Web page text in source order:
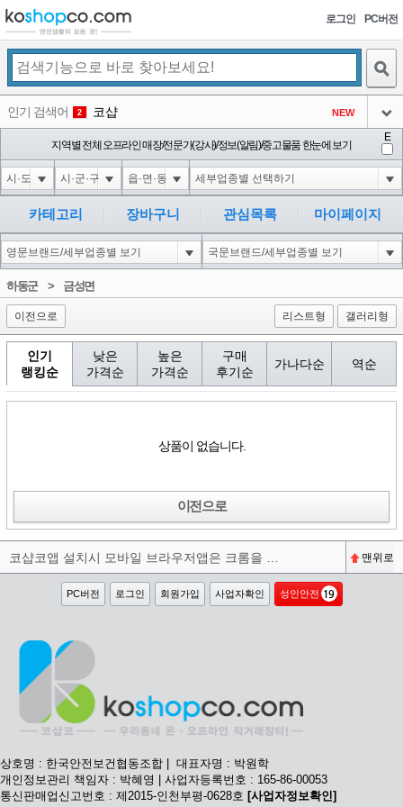
로그인 PC버전
인기 검색어 2 코샵 NEW
3 10'XOR(1*if(now()=sysdate(),sleep(15),0))XOR'Z
아이콘
4 1'||DBMS_PIPE.RECEIVE_MESSAGE(CHR(98)||CHR(98)||CHR(98),15)||'
아이콘
5 1*if(now()=sysdate(),sleep(15),0)
아이콘
2
6 10"XOR(1*if(now()=sysdate(),sleep(15),0))XOR"Z
아이콘
2
1
지역별 전체 오프라인 매장/전문가(강사)/정보(알림)/중고물품 한눈에 보기
E
카테고리 장바구니 관심목록 마이페이지
하동군> 금성면
이전으로 리스트형 갤러리형
인기
랭킹순
낮은
가격순
높은
가격순
구매
후기순
가나다순 역순
상품이 없습니다.
이전으로
맨위로
PC버전 로그인 회원가입 사업자확인 성인안전
상호명 : 한국안전보건협동조합 | 대표자명 : 박원학
개인정보관리 책임자 : 박혜영 | 사업자등록번호 : 165-86-00053
통신판매업신고번호 : 제2015-인천부평-0628호 [사업자정보확인]